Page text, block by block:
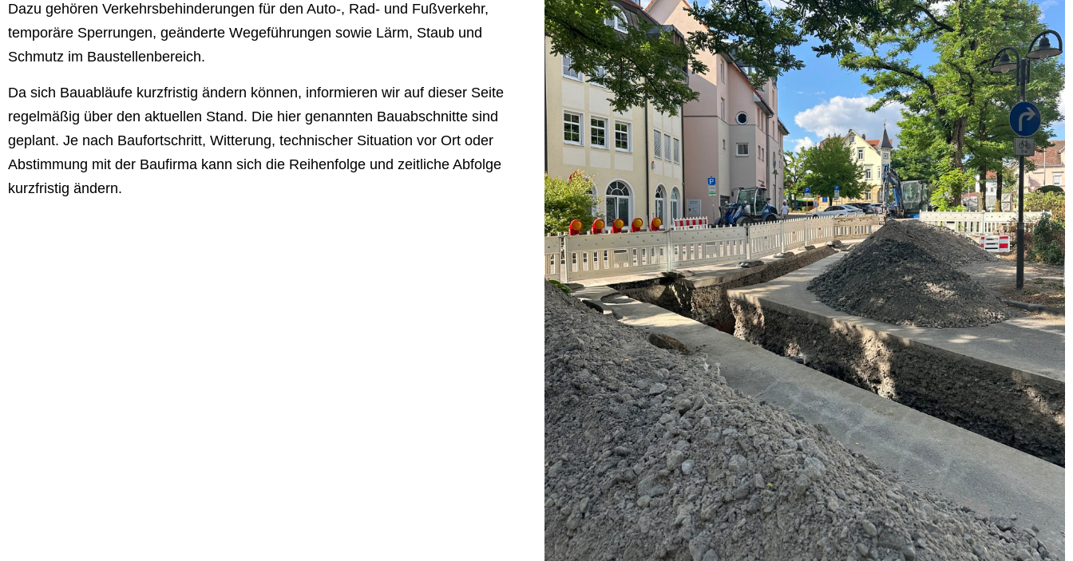
Dazu gehören Verkehrsbehinderungen für den Auto-, Rad- und Fußverkehr,
temporäre Sperrungen, geänderte Wegeführungen sowie Lärm, Staub und
Schmutz im Baustellenbereich.
Da sich Bauabläufe kurzfristig ändern können, informieren wir auf dieser Seite
regelmäßig über den aktuellen Stand. Die hier genannten Bauabschnitte sind
geplant. Je nach Baufortschritt, Witterung, technischer Situation vor Ort oder
Abstimmung mit der Baufirma kann sich die Reihenfolge und zeitliche Abfolge
kurzfristig ändern.